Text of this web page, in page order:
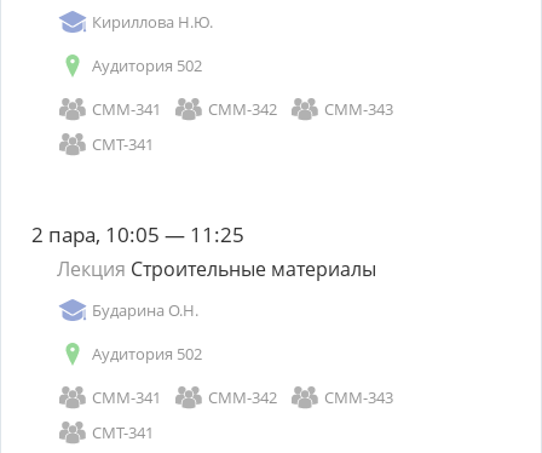
Кириллова Н.Ю.
Аудитория 502
СММ-341
СММ-342
СММ-343
СМТ-341
2 пара, 10:05 — 11:25
Лекция Строительные материалы
Бударина О.Н.
Аудитория 502
СММ-341
СММ-342
СММ-343
СМТ-341